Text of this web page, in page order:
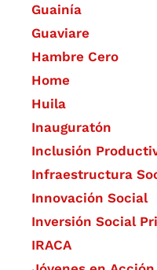
Guainía
Guaviare
Hambre Cero
Home
Huila
Inauguratón
Inclusión
Infraestructura
​Innovación Social
Inversión Social
IRACA